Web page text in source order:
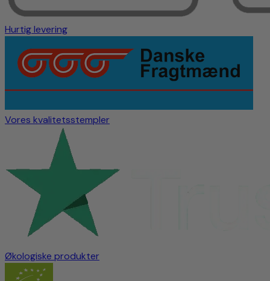
Hurtig levering
Vores kvalitetsstempler
Økologiske produkter